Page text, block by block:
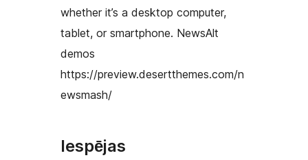
whether it’s a desktop computer,
tablet, or smartphone. NewsAlt
demos
https://preview.desertthemes.com/n
ewsmash/
Iespējas